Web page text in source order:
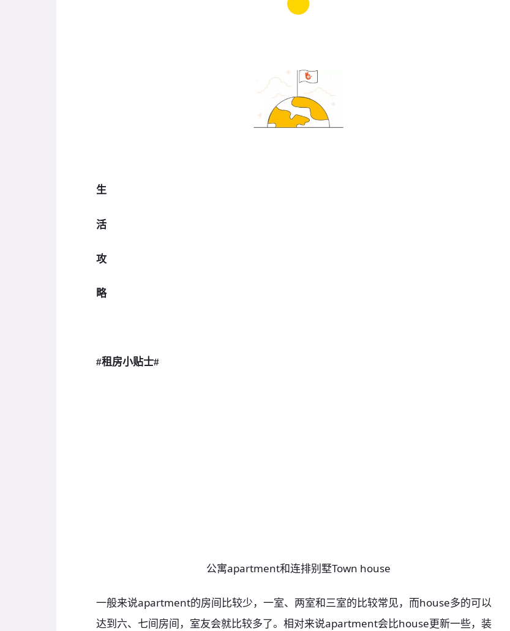
生
活
攻
略
#租房小贴士#
公寓apartment和连排别墅Town house
一般来说apartment的房间比较少，一室、两室和三室的比较常见，而house多的可以
达到六、七间房间，室友会就比较多了。相对来说apartment会比house更新一些，装